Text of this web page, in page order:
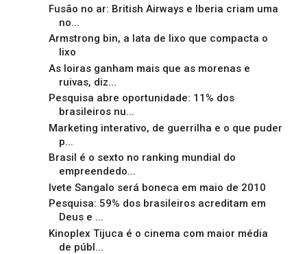
Fusão no ar: British Airways e Iberia criam uma
no...
Armstrong bin, a lata de lixo que compacta o
lixo
As loiras ganham mais que as morenas e
ruivas, diz...
Pesquisa abre oportunidade: 11% dos
brasileiros nu...
Marketing interativo, de guerrilha e o que puder
p...
Brasil é o sexto no ranking mundial do
empreendedo...
Ivete Sangalo será boneca em maio de 2010
Pesquisa: 59% dos brasileiros acreditam em
Deus e ...
Kinoplex Tijuca é o cinema com maior média
de públ...